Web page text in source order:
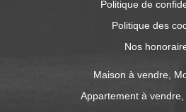
Politique de
Politique des
Nos
Maison à vendre,
Appartement à